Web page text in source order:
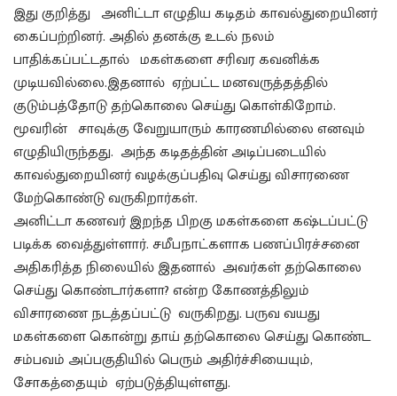
இது குறித்து அனிட்டா எழுதிய கடிதம் காவல்துறையினர்
கைப்பற்றினர். அதில் தனக்கு உடல் நலம்
பாதிக்கப்பட்டதால் மகள்களை சரிவர கவனிக்க
முடியவில்லை.இதனால் ஏற்பட்ட மனவருத்தத்தில்
குடும்பத்தோடு தற்கொலை செய்து கொள்கிறோம்.
மூவரின் சாவுக்கு வேறுயாரும் காரணமில்லை எனவும்
எழுதியிருந்தது. அந்த கடிதத்தின் அடிப்படையில்
காவல்துறையினர் வழக்குப்பதிவு செய்து விசாரணை
மேற்கொண்டு வருகிறார்கள்.
அனிட்டா கணவர் இறந்த பிறகு மகள்களை கஷ்டப்பட்டு
படிக்க வைத்துள்ளார். சமீபநாட்களாக பணப்பிரச்சனை
அதிகரித்த நிலையில் இதனால் அவர்கள் தற்கொலை
செய்து கொண்டார்களா? என்ற கோணத்திலும்
விசாரணை நடத்தப்பட்டு வருகிறது. பருவ வயது
மகள்களை கொன்று தாய் தற்கொலை செய்து கொண்ட
சம்பவம் அப்பகுதியில் பெரும் அதிர்ச்சியையும்,
சோகத்தையும் ஏற்படுத்தியுள்ளது.